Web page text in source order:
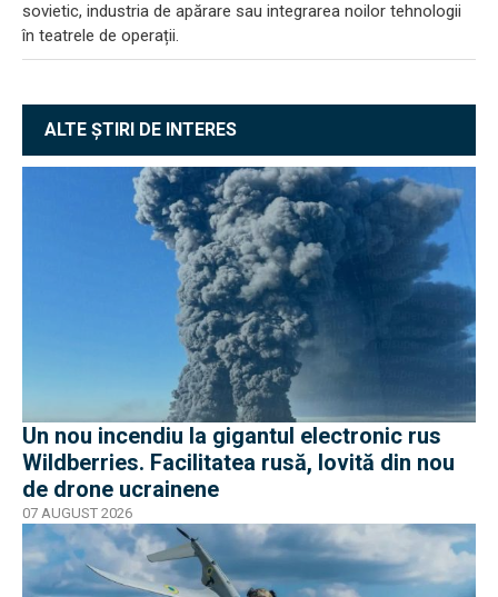
sovietic, industria de apărare sau integrarea noilor tehnologii
în teatrele de operații.
ALTE ȘTIRI DE INTERES
Un nou incendiu la gigantul electronic rus
Wildberries. Facilitatea rusă, lovită din nou
de drone ucrainene
07 AUGUST 2026